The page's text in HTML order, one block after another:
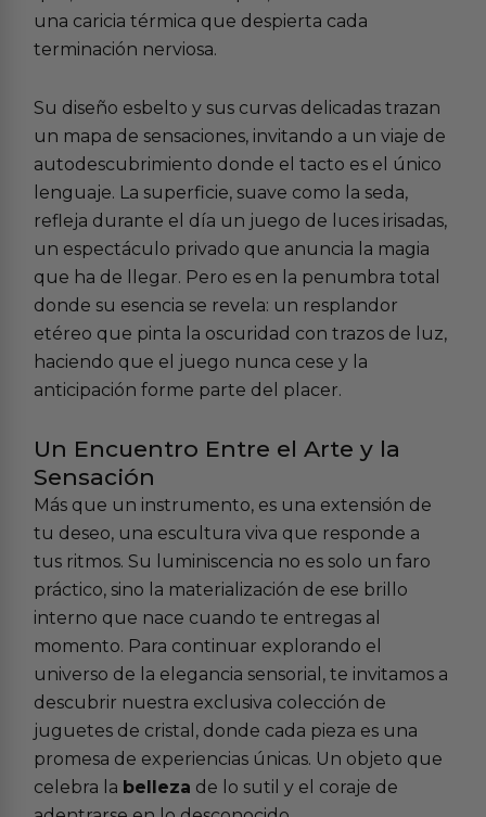
una caricia térmica que despierta cada
terminación nerviosa.
Su diseño esbelto y sus curvas delicadas trazan
un mapa de sensaciones, invitando a un viaje de
autodescubrimiento donde el tacto es el único
lenguaje. La superficie, suave como la seda,
refleja durante el día un juego de luces irisadas,
un espectáculo privado que anuncia la magia
que ha de llegar. Pero es en la penumbra total
donde su esencia se revela: un resplandor
etéreo que pinta la oscuridad con trazos de luz,
haciendo que el juego nunca cese y la
anticipación forme parte del placer.
Un Encuentro Entre el Arte y la
Sensación
Más que un instrumento, es una extensión de
tu deseo, una escultura viva que responde a
tus ritmos. Su luminiscencia no es solo un faro
práctico, sino la materialización de ese brillo
interno que nace cuando te entregas al
momento. Para continuar explorando el
universo de la elegancia sensorial, te invitamos a
descubrir nuestra exclusiva colección de
juguetes de cristal , donde cada pieza es una
promesa de experiencias únicas. Un objeto que
celebra la belleza de lo sutil y el coraje de